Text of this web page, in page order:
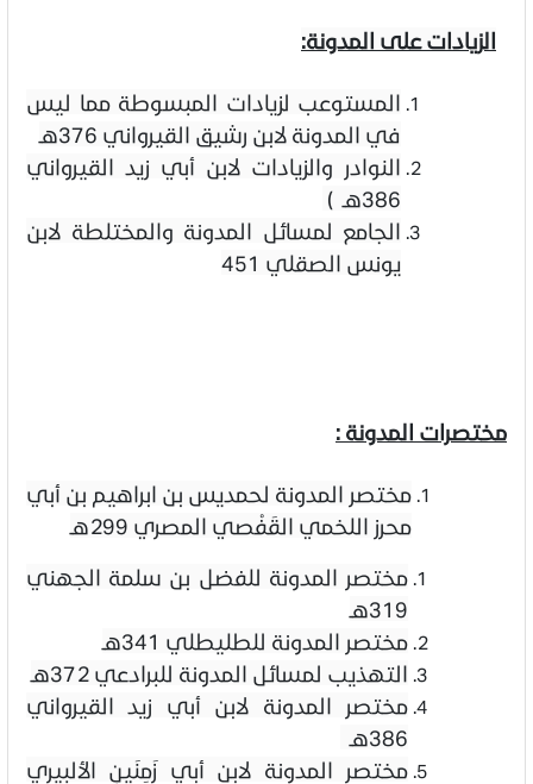
الزيادات على المدونة:
المستوعب لزيادات المبسوطة مما ليس
في المدونة لابن رشيق القيرواني376هـ
النوادر والزيادات لابن أبي زيد القيرواني
386هـ
(
الجامع لمسائل المدونة والمختلطة لابن
يونس الصقلي451
مختصرات المدونة:
مختصر المدونة لحمديس بن ابراهيم بن أبي
محرز اللخمي القَفْصي المصري299هـ
مختصر المدونة للفضل بن سلمة الجهني
319هـ
مختصر المدونة للطليطلي 341هـ
التهذيب لمسائل المدونة للبرادعي 372هـ
مختصر المدونة لابن أبي زيد القيرواني
386هـ
مختصر المدونة لابن أبي زَمِنَينِ الألبيري